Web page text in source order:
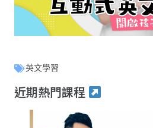
英文學習
近期熱門課程